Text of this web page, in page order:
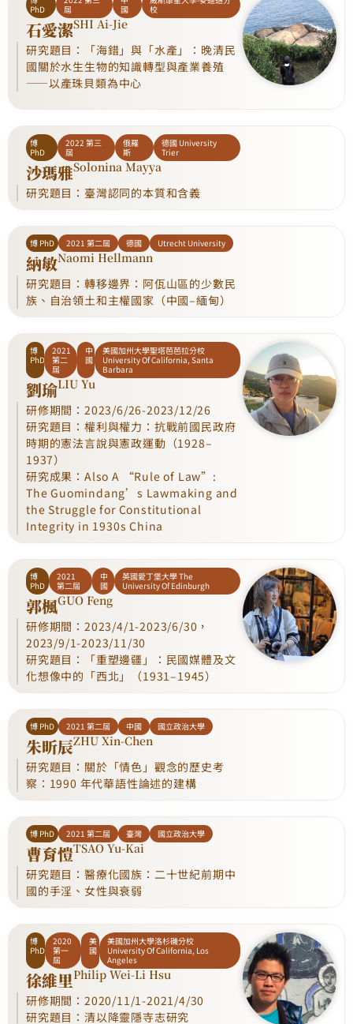
PhD
屆
國
校
石愛潔SHI Ai-Jie
研究題目：「海錯」與「水產」：晚清民
國關於水生生物的知識轉型與產業養殖
——以產珠貝類為中心
博
PhD
2022 第三
屆
俄羅
斯
德國 University
Trier
沙瑪雅Solonina Mayya
研究題目：臺灣認同的本質和含義
博 PhD 2021 第二屆 德國 Utrecht University
納敏Naomi Hellmann
研究題目：轉移邊界：阿佤山區的少數民
族、自治領土和主權國家（中國–緬甸）
博
PhD
2021
第二
屆
中
國
美國加州大學聖塔芭芭拉分校
University Of California, Santa
Barbara
劉瑜LIU Yu
研修期間：2023/6/26-2023/12/26
研究題目：權利與權力：抗戰前國民政府
時期的憲法言說與憲政運動（1928–
1937）
研究成果：Also A “Rule of Law”:
The Guomindang’s Lawmaking and
the Struggle for Constitutional
Integrity in 1930s China
博
PhD
2021
第二屆
中
國
英國愛丁堡大學 The
University Of Edinburgh
郭楓GUO Feng
研修期間：2023/4/1-2023/6/30，
2023/9/1-2023/11/30
研究題目：「重塑邊疆」：民國媒體及文
化想像中的「西北」（1931–1945）
博 PhD 2021 第二屆 中國 國立政治大學
朱昕辰ZHU Xin-Chen
研究題目：關於「情色」觀念的歷史考
察：1990 年代華語性論述的建構
博 PhD 2021 第二屆 臺灣 國立政治大學
曹育愷TSAO Yu-Kai
研究題目：醫療化國族：二十世紀前期中
國的手淫、女性與衰弱
博
PhD
2020
第一
屆
美
國
美國加州大學洛杉磯分校
University Of California, Los
Angeles
徐維里Philip Wei-Li Hsu
研修期間：2020/11/1-2021/4/30
研究題目：清以降靈隱寺志研究